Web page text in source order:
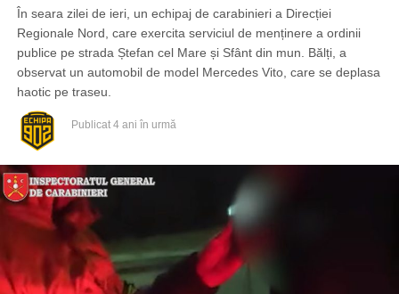
În seara zilei de ieri, un echipaj de carabinieri a Direcției
Regionale Nord, care exercita serviciul de menținere a ordinii
publice pe strada Ștefan cel Mare și Sfânt din mun. Bălți, a
observat un automobil de model Mercedes Vito, care se deplasa
haotic pe traseu.
Publicat 4 ani în urmă